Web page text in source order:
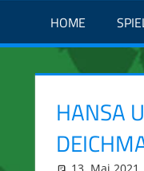
HOME
HANSA